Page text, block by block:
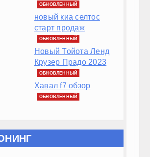
ОБНОВЛЕННЫЙ
новый киа селтос
старт продаж
ОБНОВЛЕННЫЙ
Новый Тойота Ленд
Крузер Прадо 2023
ОБНОВЛЕННЫЙ
Хавал f7 обзор
ОБНОВЛЕННЫЙ